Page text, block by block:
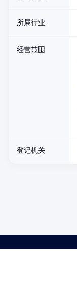
所属行业
经营范围
登记机关